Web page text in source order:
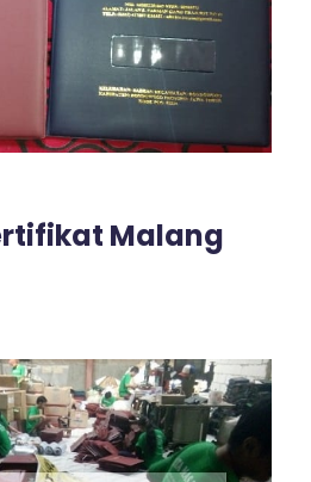
Malang